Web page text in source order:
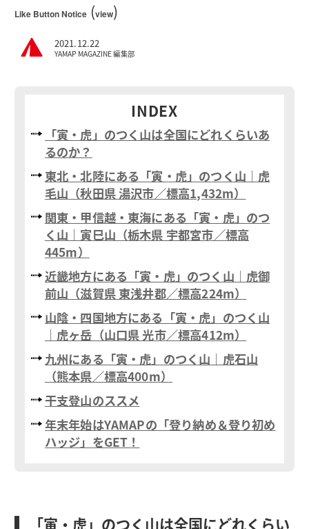
Like Button Notice(view)
2021.12.22
YAMAP MAGAZINE 編集部
INDEX
「寅・虎」のつく山は全国にどれくらいあ
るのか？
東北・北陸にある「寅・虎」のつく山｜虎
毛山（秋田県 湯沢市／標高1,432m）
関東・甲信越・東海にある「寅・虎」のつ
く山｜寅巳山（栃木県 宇都宮市／標高
445m）
近畿地方にある「寅・虎」のつく山｜虎御
前山（滋賀県 東浅井郡／標高224m）
山陰・四国地方にある「寅・虎」のつく山
｜虎ヶ岳（山口県 光市／標高412m）
九州にある「寅・虎」のつく山｜虎石山
（熊本県／標高400m）
干支登山のススメ
年末年始はYAMAPの「登り納め＆登り初め
ハッジ」をGET！
「寅・虎」のつく山は全国にどれくらい